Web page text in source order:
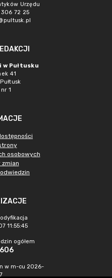
Urzędu
72 25
w Pułtusku
41
1
osobowych
zmian
11:55:45
ogółem
w m-cu 2026-